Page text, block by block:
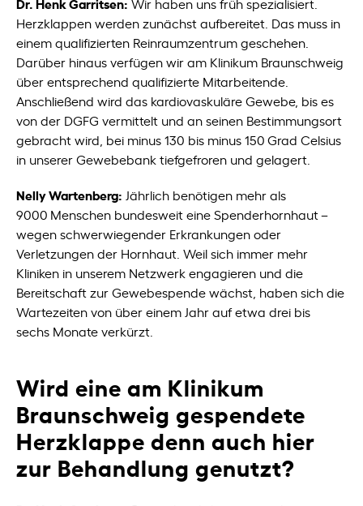
Herzklappen werden zunächst aufbereitet. Das muss in
einem qualifizierten Reinraumzentrum geschehen.
Darüber hinaus verfügen wir am Klinikum Braunschweig
über entsprechend qualifizierte Mitarbeitende.
Anschließend wird das kardiovaskuläre Gewebe, bis es
von der DGFG vermittelt und an seinen Bestimmungsort
gebracht wird, bei minus 130 bis minus 150 Grad Celsius
in unserer Gewebebank tiefgefroren und gelagert.
Nelly Wartenberg: Jährlich benötigen mehr als
9000 Menschen bundesweit eine Spenderhornhaut –
wegen schwerwiegender Erkrankungen oder
Verletzungen der Hornhaut. Weil sich immer mehr
Kliniken in unserem Netzwerk engagieren und die
Bereitschaft zur Gewebespende wächst, haben sich die
Wartezeiten von über einem Jahr auf etwa drei bis
sechs Monate verkürzt.
Wird eine am Klinikum
Braunschweig gespendete
Herzklappe denn auch hier
zur Behandlung genutzt?